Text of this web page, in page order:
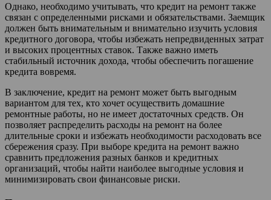
Однако, необходимо учитывать, что кредит на ремонт также
связан с определенными рисками и обязательствами. Заемщик
должен быть внимательным и внимательно изучить условия
кредитного договора, чтобы избежать непредвиденных затрат
и высоких процентных ставок. Также важно иметь
стабильный источник дохода, чтобы обеспечить погашение
кредита вовремя.
В заключение, кредит на ремонт может быть выгодным
вариантом для тех, кто хочет осуществить домашние
ремонтные работы, но не имеет достаточных средств. Он
позволяет распределить расходы на ремонт на более
длительные сроки и избежать необходимости расходовать все
сбережения сразу. При выборе кредита на ремонт важно
сравнить предложения разных банков и кредитных
организаций, чтобы найти наиболее выгодные условия и
минимизировать свои финансовые риски.